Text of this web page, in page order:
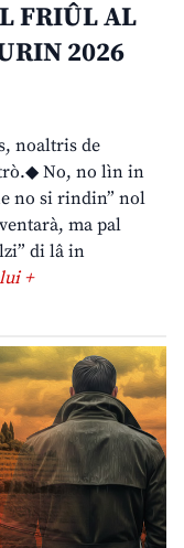
FRIÛL AL
2026
noaltris de
No, no lìn in
no si rindin” nol
ma pal
di lâ in
+